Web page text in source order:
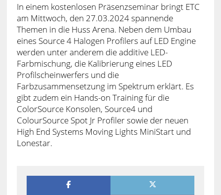
In einem kostenlosen Präsenzseminar bringt ETC
am Mittwoch, den 27.03.2024 spannende
Themen in die Huss Arena. Neben dem Umbau
eines Source 4 Halogen Profilers auf LED Engine
werden unter anderem die additive LED-
Farbmischung, die Kalibrierung eines LED
Profilscheinwerfers und die
Farbzusammensetzung im Spektrum erklärt. Es
gibt zudem ein Hands-on Training für die
ColorSource Konsolen, Source4 und
ColourSource Spot Jr Profiler sowie der neuen
High End Systems Moving Lights MiniStart und
Lonestar.